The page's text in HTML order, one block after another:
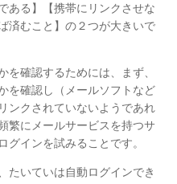
ある】【携帯にリンクさせな
済むこと】の２つが大きいで
を確認するためには、まず、
を確認し（メールソフトなど
ンクされていないようであれ
繁にメールサービスを持つサ
グインを試みることです。
たいていは自動ログインでき